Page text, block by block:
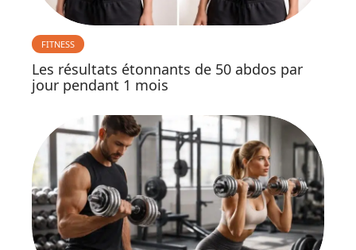
FITNESS
Les résultats étonnants de 50 abdos par
jour pendant 1 mois